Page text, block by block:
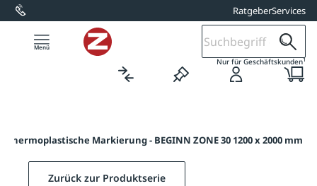
springen RatgeberServices
Nur für Geschäftskunden1
Thermoplastische Markierung - BEGINN ZONE 30 1200 x 2000 mm
Zurück zur Produktserie